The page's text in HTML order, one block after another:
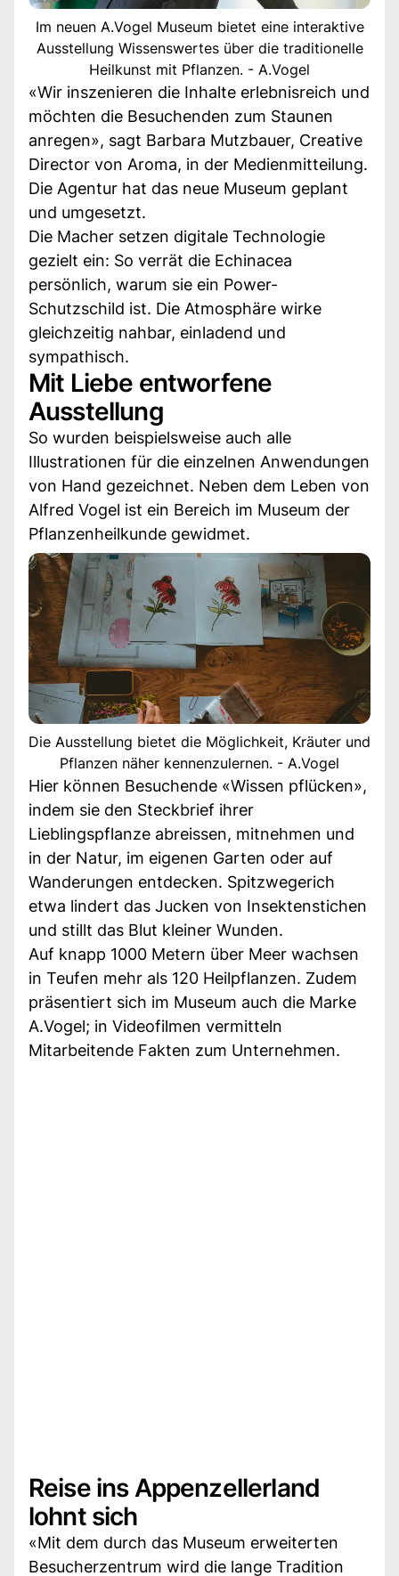
Im neuen A.Vogel Museum bietet eine interaktive
Ausstellung Wissenswertes über die traditionelle
Heilkunst mit Pflanzen. - A.Vogel
«Wir inszenieren die Inhalte erlebnisreich und
möchten die Besuchenden zum Staunen
anregen», sagt Barbara Mutzbauer, Creative
Director von Aroma, in der Medienmitteilung.
Die Agentur hat das neue Museum geplant
und umgesetzt.
Die Macher setzen digitale Technologie
gezielt ein: So verrät die Echinacea
persönlich, warum sie ein Power-
Schutzschild ist. Die Atmosphäre wirke
gleichzeitig nahbar, einladend und
sympathisch.
Mit Liebe entworfene
Ausstellung
So wurden beispielsweise auch alle
Illustrationen für die einzelnen Anwendungen
von Hand gezeichnet. Neben dem Leben von
Alfred Vogel ist ein Bereich im Museum der
Pflanzenheilkunde gewidmet.
Die Ausstellung bietet die Möglichkeit, Kräuter und
Pflanzen näher kennenzulernen. - A.Vogel
Hier können Besuchende «Wissen pflücken»,
indem sie den Steckbrief ihrer
Lieblingspflanze abreissen, mitnehmen und
in der Natur, im eigenen Garten oder auf
Wanderungen entdecken. Spitzwegerich
etwa lindert das Jucken von Insektenstichen
und stillt das Blut kleiner Wunden.
Auf knapp 1000 Metern über Meer wachsen
in Teufen mehr als 120 Heilpflanzen. Zudem
präsentiert sich im Museum auch die Marke
A.Vogel; in Videofilmen vermitteln
Mitarbeitende Fakten zum Unternehmen.
Reise ins Appenzellerland
lohnt sich
«Mit dem durch das Museum erweiterten
Besucherzentrum wird die lange Tradition